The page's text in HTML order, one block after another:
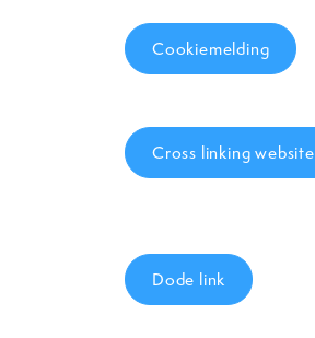
Cookiemelding
Cross linking website
Dode link